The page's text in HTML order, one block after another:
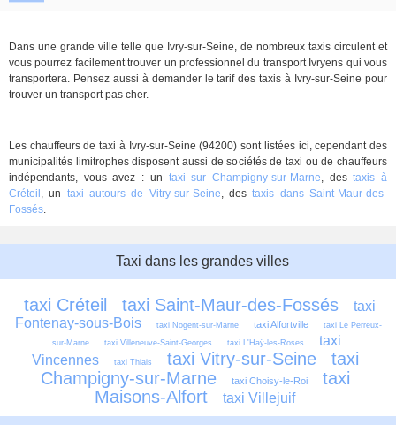
Dans une grande ville telle que Ivry-sur-Seine, de nombreux taxis circulent et
vous pourrez facilement trouver un professionnel du transport Ivryens qui vous
transportera. Pensez aussi à demander le tarif des taxis à Ivry-sur-Seine pour
trouver un transport pas cher.
Les chauffeurs de taxi à Ivry-sur-Seine (94200) sont listées ici, cependant des
municipalités limitrophes disposent aussi de sociétés de taxi ou de chauffeurs
indépendants, vous avez : un taxi sur Champigny-sur-Marne, destaxis à
Créteil , un taxi autours de Vitry-sur-Seine, destaxis dans Saint-Maur-des-
Fossés.
Taxi dans les grandes villes
taxi Créteil taxi Saint-Maur-des-Fossés
taxi
Fontenay-sous-Bois
taxi Nogent-sur-Marne taxi Alfortville
taxi Le Perreux-
sur-Marne
taxi Villeneuve-Saint-Georges taxi L'Haÿ-les-Roses
taxi
Vincennes
taxi Thiais taxi Vitry-sur-Seine
taxi
Champigny-sur-Marne
taxi Choisy-le-Roi
taxi
Maisons-Alfort
taxi Villejuif